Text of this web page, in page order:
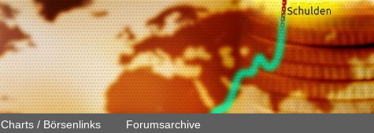
Charts / Börsenlinks Forumsarchive